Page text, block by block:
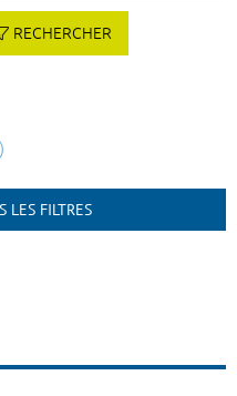
RECHERCHER
LES FILTRES